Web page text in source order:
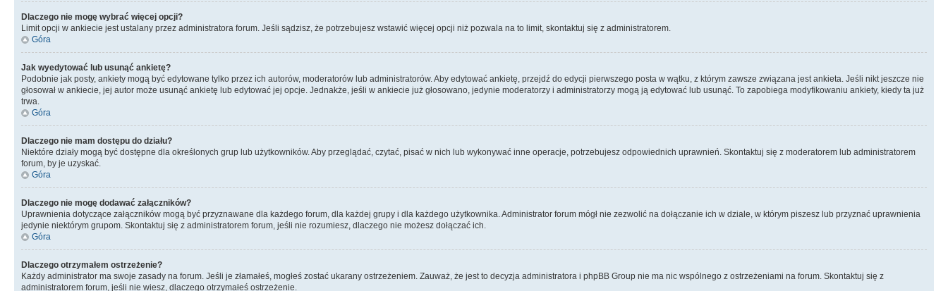
Dlaczego nie mogę wybrać więcej opcji?
Limit opcji w ankiecie jest ustalany przez administratora forum. Jeśli sądzisz, że potrzebujesz wstawić więcej opcji niż pozwala na to limit, skontaktuj się z administratorem.
Góra
Jak wyedytować lub usunąć ankietę?
Podobnie jak posty, ankiety mogą być edytowane tylko przez ich autorów, moderatorów lub administratorów. Aby edytować ankietę, przejdź do edycji pierwszego posta w wątku, z którym zawsze związana jest ankieta. Jeśli nikt jeszcze nie
głosował w ankiecie, jej autor może usunąć ankietę lub edytować jej opcje. Jednakże, jeśli w ankiecie już głosowano, jedynie moderatorzy i administratorzy mogą ją edytować lub usunąć. To zapobiega modyfikowaniu ankiety, kiedy ta już
trwa.
Góra
Dlaczego nie mam dostępu do działu?
Niektóre działy mogą być dostępne dla określonych grup lub użytkowników. Aby przeglądać, czytać, pisać w nich lub wykonywać inne operacje, potrzebujesz odpowiednich uprawnień. Skontaktuj się z moderatorem lub administratorem
forum, by je uzyskać.
Góra
Dlaczego nie mogę dodawać załączników?
Uprawnienia dotyczące załączników mogą być przyznawane dla każdego forum, dla każdej grupy i dla każdego użytkownika. Administrator forum mógł nie zezwolić na dołączanie ich w dziale, w którym piszesz lub przyznać uprawnienia
jedynie niektórym grupom. Skontaktuj się z administratorem forum, jeśli nie rozumiesz, dlaczego nie możesz dołączać ich.
Góra
Dlaczego otrzymałem ostrzeżenie?
Każdy administrator ma swoje zasady na forum. Jeśli je złamałeś, mogłeś zostać ukarany ostrzeżeniem. Zauważ, że jest to decyzja administratora i phpBB Group nie ma nic wspólnego z ostrzeżeniami na forum. Skontaktuj się z
administratorem forum, jeśli nie wiesz, dlaczego otrzymałeś ostrzeżenie.